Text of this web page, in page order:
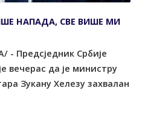
НАПАДА, СВЕ ВИШЕ МИ
- Предсједник Србије
вечерас да је министру
Зукану Хелезу захвалан